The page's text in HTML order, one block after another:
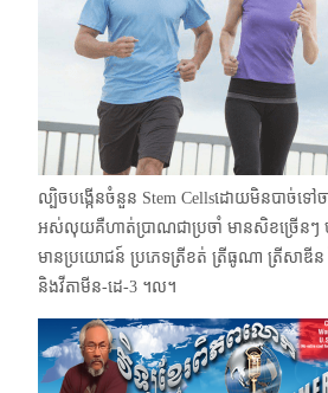
ល្បិចបង្កើនចំនួន Stem Cellsដោយមិនបាច់ទៅ
អស់លុយគឺហាត់ប្រាណជាប្រចាំ មានសិខច្រើនៗ
មានប្រយោជន៍ ប្រភេទត្រីខត់ ត្រីធូណា ត្រីសាឌីន
និង​វីតាមីន-ដេ-3 ។ល។